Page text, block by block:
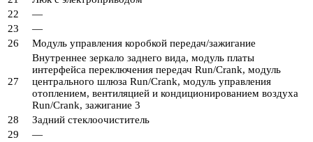
22
—
23
—
26
Модуль управления коробкой передач/зажигание
27
Внутреннее зеркало заднего вида, модуль платы
интерфейса переключения передач Run/Crank, модуль
центрального шлюза Run/Crank, модуль управления
отоплением, вентиляцией и кондиционированием воздуха
Run/Crank, зажигание 3
28
Задний стеклоочиститель
29
—